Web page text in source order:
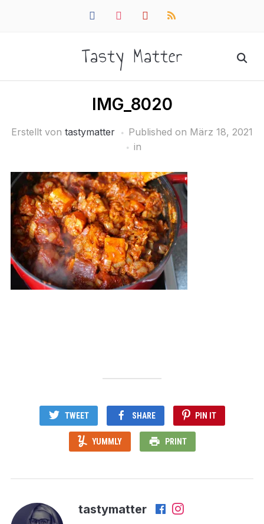
facebookinstagrampinterestrss
Tasty Matter
IMG_8020
Erstellt von tastymatter Published on März 18, 2021
in
TWEET SHARE PIN IT
YUMMLY PRINT
tastymatter